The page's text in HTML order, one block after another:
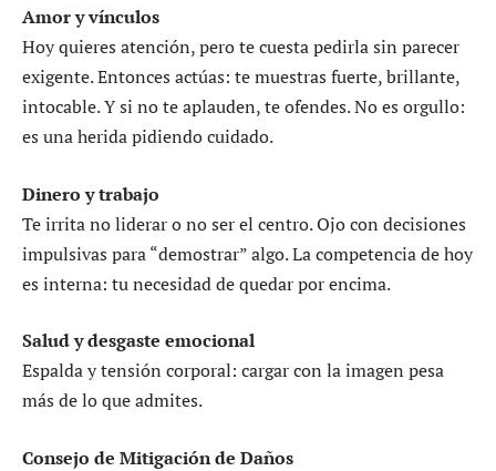
Amor y vínculos
Hoy quieres atención, pero te cuesta pedirla sin parecer
exigente. Entonces actúas: te muestras fuerte, brillante,
intocable. Y si no te aplauden, te ofendes. No es orgullo:
es una herida pidiendo cuidado.
Dinero y trabajo
Te irrita no liderar o no ser el centro. Ojo con decisiones
impulsivas para “demostrar” algo. La competencia de hoy
es interna: tu necesidad de quedar por encima.
Salud y desgaste emocional
Espalda y tensión corporal: cargar con la imagen pesa
más de lo que admites.
Consejo de Mitigación de Daños